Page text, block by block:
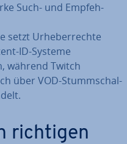
Such- und Emp­feh­
setzt Ur­he­ber­rech­te
ID-Systeme
während Twitch
über VOD-Stumm­schal­
richtigen